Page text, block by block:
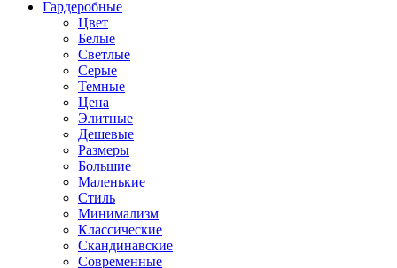
Гардеробные
Цвет
Белые
Светлые
Серые
Темные
Цена
Элитные
Дешевые
Размеры
Большие
Маленькие
Стиль
Минимализм
Классические
Скандинавские
Современные